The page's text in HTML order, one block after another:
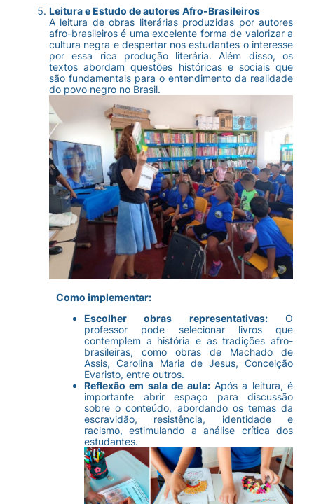
Leitura e Estudo de autores Afro-Brasileiros
A leitura de obras literárias produzidas por autores
afro-brasileiros é uma excelente forma de valorizar a
cultura negra e despertar nos estudantes o interesse
por essa rica produção literária. Além disso, os
textos abordam questões históricas e sociais que
são fundamentais para o entendimento da realidade
do povo negro no Brasil.
Como implementar:
Escolher obras representativas:O
professor pode selecionar livros que
contemplem a história e as tradições afro-
brasileiras, como obras de Machado de
Assis, Carolina Maria de Jesus, Conceição
Evaristo, entre outros.
Reflexão em sala de aula:Após a leitura, é
importante abrir espaço para discussão
sobre o conteúdo, abordando os temas da
escravidão, resistência, identidade e
racismo, estimulando a análise crítica dos
estudantes.